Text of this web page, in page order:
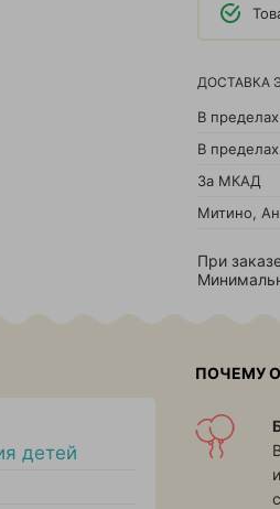
ДОСТАВКА
В
В
За МКАД
Митино,
При
детей
ПОЧЕМУ